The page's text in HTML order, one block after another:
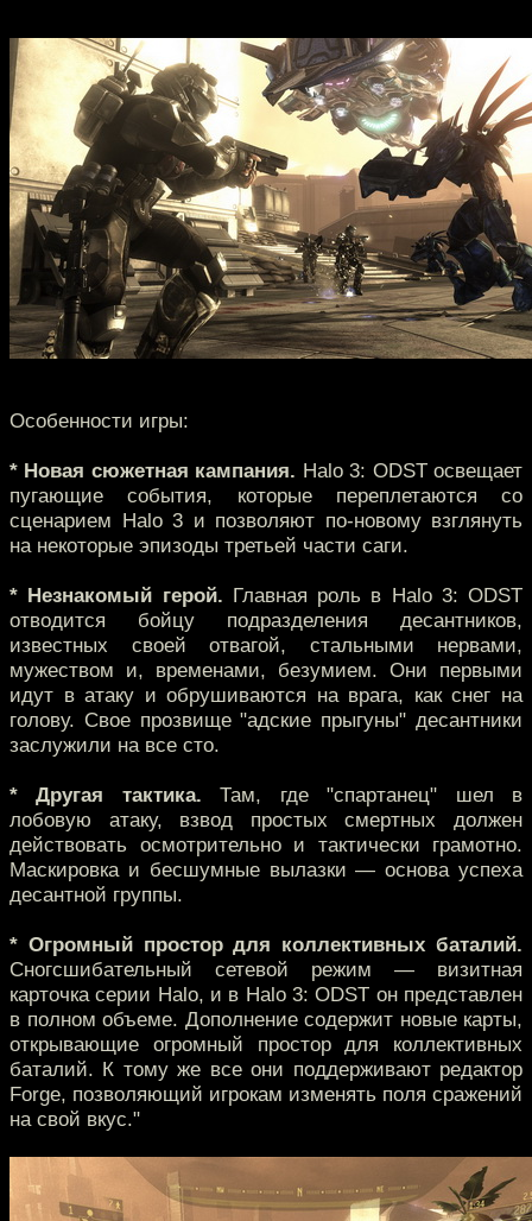
Особенности игры:
* Новая сюжетная кампания. Halo 3: ODST освещает
пугающие события, которые переплетаются со
сценарием Halo 3 и позволяют по-новому взглянуть
на некоторые эпизоды третьей части саги.
* Незнакомый герой. Главная роль в Halo 3: ODST
отводится бойцу подразделения десантников,
известных своей отвагой, стальными нервами,
мужеством и, временами, безумием. Они первыми
идут в атаку и обрушиваются на врага, как снег на
голову. Свое прозвище "адские прыгуны" десантники
заслужили на все сто.
* Другая тактика. Там, где "спартанец" шел в
лобовую атаку, взвод простых смертных должен
действовать осмотрительно и тактически грамотно.
Маскировка и бесшумные вылазки — основа успеха
десантной группы.
* Огромный простор для коллективных баталий.
Сногсшибательный сетевой режим — визитная
карточка серии Halo, и в Halo 3: ODST он представлен
в полном объеме. Дополнение содержит новые карты,
открывающие огромный простор для коллективных
баталий. К тому же все они поддерживают редактор
Forge, позволяющий игрокам изменять поля сражений
на свой вкус."